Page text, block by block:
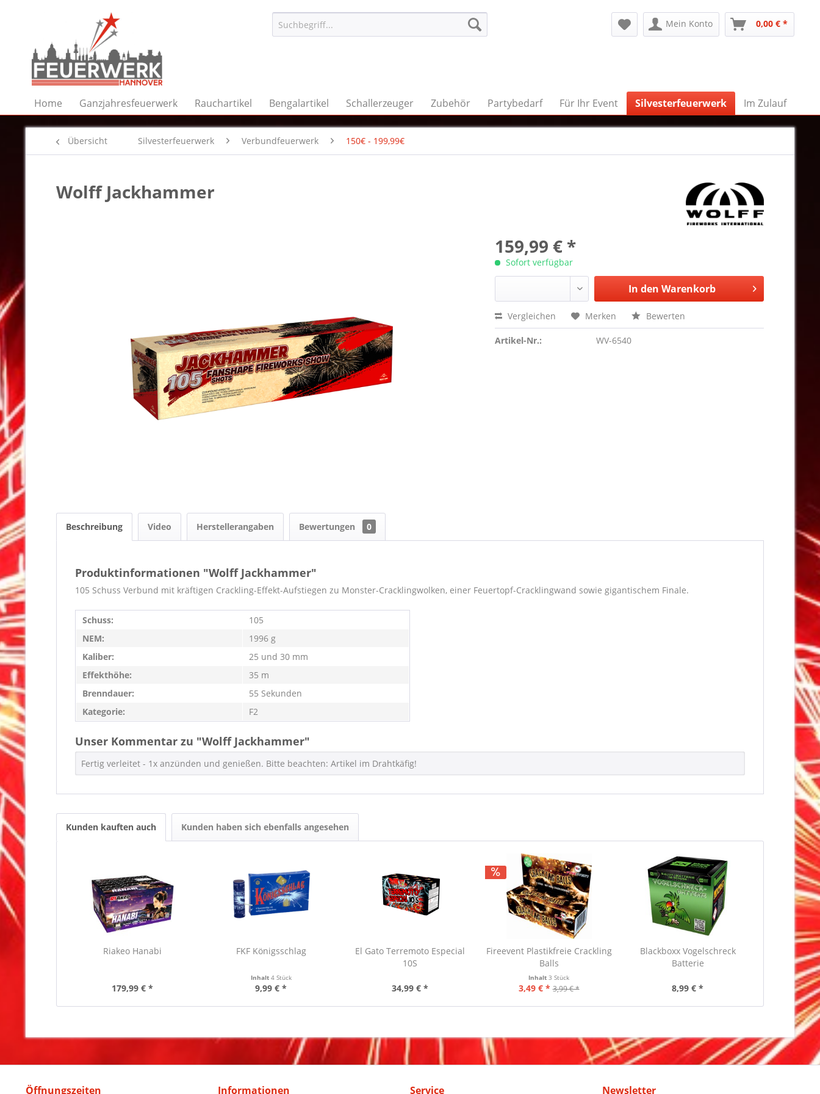
Mein Konto 0,00 € *
Home Ganzjahresfeuerwerk Rauchartikel Bengalartikel Schallerzeuger Zubehör Partybedarf Für Ihr Event Silvesterfeuerwerk Im Zulauf
Übersicht Silvesterfeuerwerk Verbundfeuerwerk 150€ - 199,99€
Wolff Jackhammer
159,99 € *
Sofort verfügbar
In den Warenkorb
Vergleichen Merken Bewerten
Artikel-Nr.: WV-6540
Beschreibung Video Herstellerangaben Bewertungen 0
Produktinformationen "Wolff Jackhammer"
105 Schuss Verbund mit kräftigen Crackling-Effekt-Aufstiegen zu Monster-Cracklingwolken, einer Feuertopf-Cracklingwand sowie gigantischem Finale.
Schuss:
105
NEM:
1996 g
Kaliber:
25 und 30 mm
Effekthöhe:
35 m
Brenndauer:
55 Sekunden
Kategorie:
F2
Unser Kommentar zu "Wolff Jackhammer"
Fertig verleitet - 1x anzünden und genießen. Bitte beachten: Artikel im Drahtkäfig!
Kunden kauften auch Kunden haben sich ebenfalls angesehen
Riakeo Hanabi
179,99 € *
FKF Königsschlag
Inhalt 4 Stück
9,99 € *
El Gato Terremoto Especial
10S
34,99 € *
Fireevent Plastikfreie Crackling
Balls
Inhalt3 Stück
3,49 € * 3,99 € *
Blackboxx Vogelschreck
Batterie
8,99 € *
Öffnungszeiten Informationen Service Newsletter